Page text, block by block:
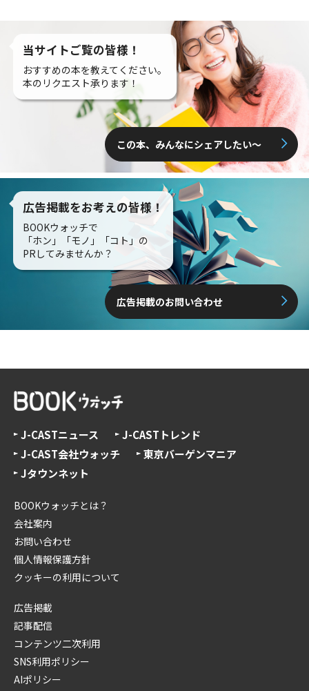
当サイトご覧の皆様！
おすすめの本を教えてください。
本のリクエスト承ります！
この本、みんなにシェアしたい〜
広告掲載をお考えの皆様！
BOOKウォッチで
「ホン」「モノ」「コト」の
PRしてみませんか？
広告掲載のお問い合わせ
J-CASTニュース
J-CASTトレンド
J-CAST会社ウォッチ
東京バーゲンマニア
Jタウンネット
BOOKウォッチとは？
会社案内
お問い合わせ
個人情報保護方針
クッキーの利用について
広告掲載
記事配信
コンテンツ二次利用
SNS利用ポリシー
AIポリシー